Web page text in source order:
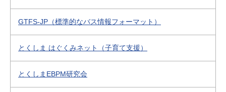
GTFS-JP（標準的なバス情報フォーマット）
とくしま はぐくみネット（子育て支援）
とくしまEBPM研究会